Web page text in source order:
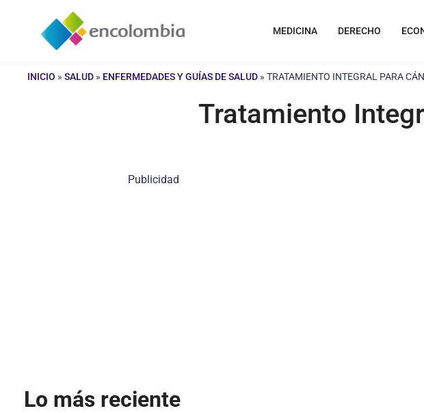
contenido
MEDICINA DERECHO
INICIO » SALUD » ENFERMEDADES Y GUÍAS DE SALUD » TRATAMIENTO INTEGRAL PARA
Tratamiento
Publicidad
Lo más reciente